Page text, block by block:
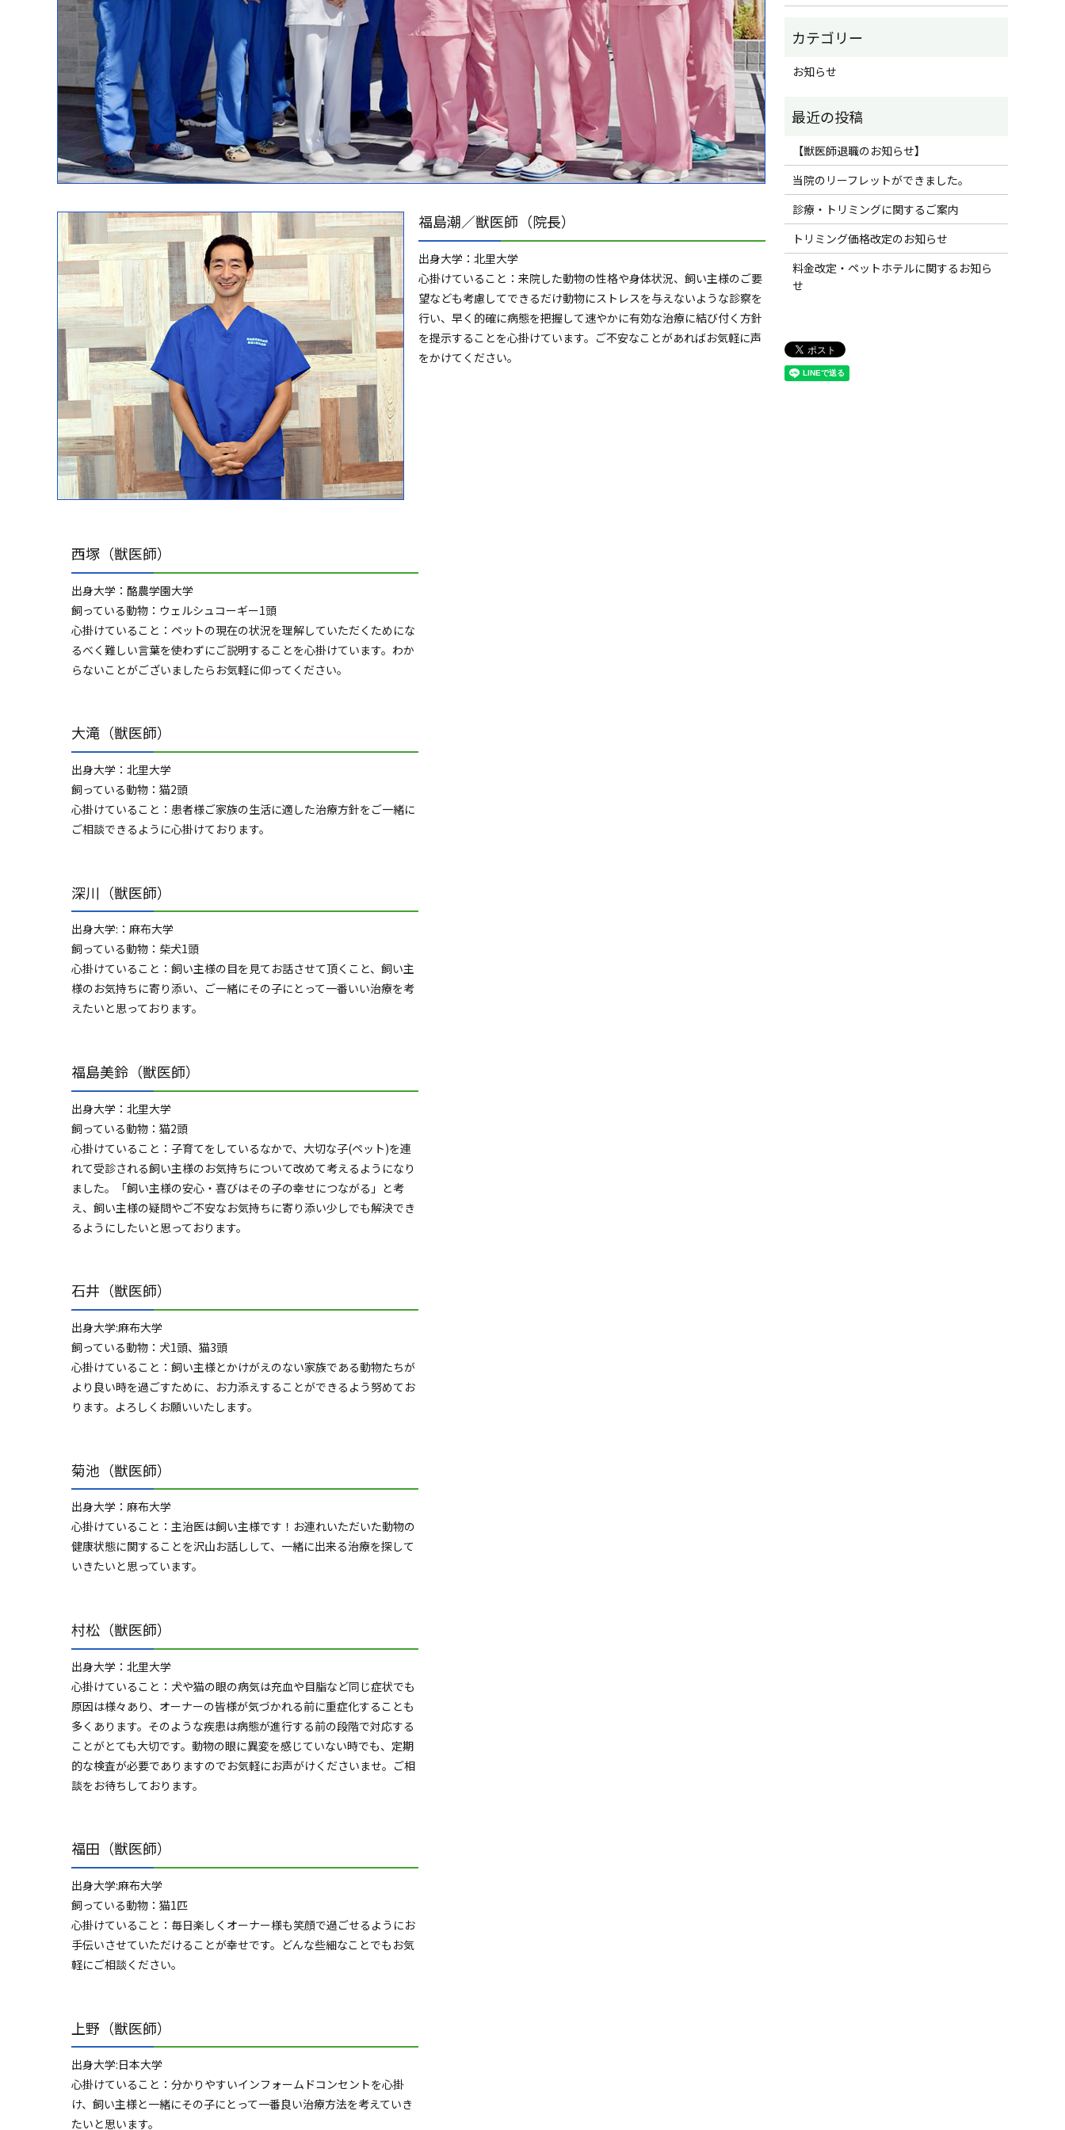
福島潮／獣医師（院長）
出身大学：北里大学
心掛けていること：来院した動物の性格や身体状況、飼い主様のご要
望なども考慮してできるだけ動物にストレスを与えないような診察を
行い、早く的確に病態を把握して速やかに有効な治療に結び付く方針
を提示することを心掛けています。ご不安なことがあればお気軽に声
をかけてください。
西塚（獣医師）
出身大学：酪農学園大学
飼っている動物：ウェルシュコーギー1頭
心掛けていること：ペットの現在の状況を理解していただくためにな
るべく難しい言葉を使わずにご説明することを心掛けています。わか
らないことがございましたらお気軽に仰ってください。
大滝（獣医師）
出身大学：北里大学
飼っている動物：猫2頭
心掛けていること：患者様ご家族の生活に適した治療方針をご一緒に
ご相談できるように心掛けております。
深川（獣医師）
出身大学:：麻布大学
飼っている動物：柴犬1頭
心掛けていること：飼い主様の目を見てお話させて頂くこと、飼い主
様のお気持ちに寄り添い、ご一緒にその子にとって一番いい治療を考
えたいと思っております。
福島美鈴（獣医師）
出身大学：北里大学
飼っている動物：猫2頭
心掛けていること：子育てをしているなかで、大切な子(ペット)を連
れて受診される飼い主様のお気持ちについて改めて考えるようになり
ました。「飼い主様の安心・喜びはその子の幸せにつながる」と考
え、飼い主様の疑問やご不安なお気持ちに寄り添い少しでも解決でき
るようにしたいと思っております。
石井（獣医師）
出身大学:麻布大学
飼っている動物：犬1頭、猫3頭
心掛けていること：飼い主様とかけがえのない家族である動物たちが
より良い時を過ごすために、お力添えすることができるよう努めてお
ります。よろしくお願いいたします。
菊池（獣医師）
出身大学：麻布大学
心掛けていること：主治医は飼い主様です！お連れいただいた動物の
健康状態に関することを沢山お話しして、一緒に出来る治療を探して
いきたいと思っています。
村松（獣医師）
出身大学：北里大学
心掛けていること：犬や猫の眼の病気は充血や目脂など同じ症状でも
原因は様々あり、オーナーの皆様が気づかれる前に重症化することも
多くあります。そのような疾患は病態が進行する前の段階で対応する
ことがとても大切です。動物の眼に異変を感じていない時でも、定期
的な検査が必要でありますのでお気軽にお声がけくださいませ。ご相
談をお待ちしております。
福田（獣医師）
出身大学:麻布大学
飼っている動物：猫1匹
心掛けていること：毎日楽しくオーナー様も笑顔で過ごせるようにお
手伝いさせていただけることが幸せです。どんな些細なことでもお気
軽にご相談ください。
上野（獣医師）
出身大学:日本大学
心掛けていること：分かりやすいインフォームドコンセントを心掛
け、飼い主様と一緒にその子にとって一番良い治療方法を考えていき
たいと思います。
お知らせ
【獣医師退職のお知らせ】
当院のリーフレットができました。
診療・トリミングに関するご案内
トリミング価格改定のお知らせ
料金改定・ペットホテルに関するお知ら
せ